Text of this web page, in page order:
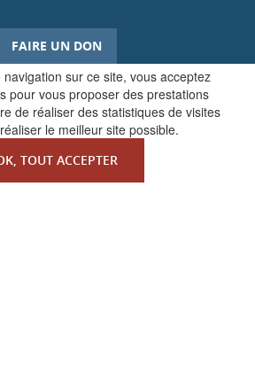
sur ce site, vous acceptez
pour vous proposer des prestations
de réaliser des statistiques de visites
le meilleur site possible.
TOUT ACCEPTER
FAIRE UN DON